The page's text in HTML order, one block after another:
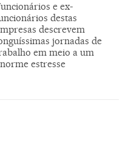
e ex-
destas
descrevem
jornadas de
em meio a um
estresse